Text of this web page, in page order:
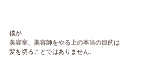
僕が
美容室、美容師をやる上の本当の目的は
髪を切ることではありません。